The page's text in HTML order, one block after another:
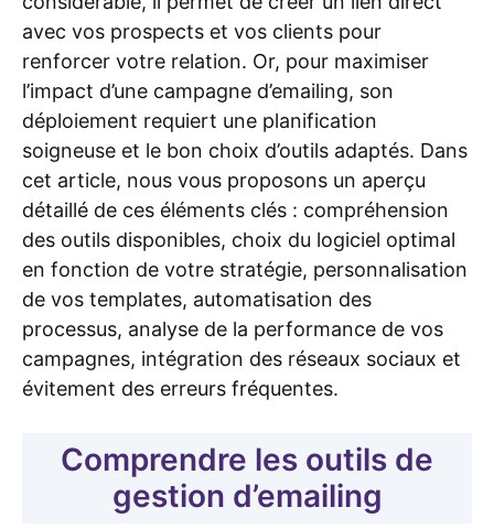
avec vos prospects et vos clients pour
renforcer votre relation. Or, pour maximiser
l’impact d’une campagne d’emailing, son
déploiement requiert une planification
soigneuse et le bon choix d’outils adaptés. Dans
cet article, nous vous proposons un aperçu
détaillé de ces éléments clés : compréhension
des outils disponibles, choix du logiciel optimal
en fonction de votre stratégie, personnalisation
de vos templates, automatisation des
processus, analyse de la performance de vos
campagnes, intégration des réseaux sociaux et
évitement des erreurs fréquentes.
Comprendre les outils de
gestion d’emailing